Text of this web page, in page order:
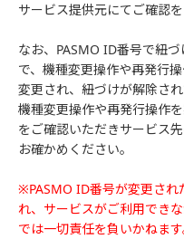
サービス提供元にてご確認を
なお、PASMO ID番号で紐
で、機種変更操作や再発行
変更され、紐づけが解除さ
機種変更操作や再発行操作
をご確認いただきサービス
お確かめください。
※PASMO ID番号が変更され
れ、サービスがご利用でき
では一切責任を負いかねま